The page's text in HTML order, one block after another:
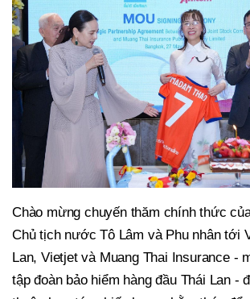
Chào mừng chuyến thăm chính thức
Chủ tịch nước Tô Lâm và Phu nhân tới
Lan, Vietjet và Muang Thai Insurance -
tập đoàn bảo hiểm hàng đầu Thái Lan -